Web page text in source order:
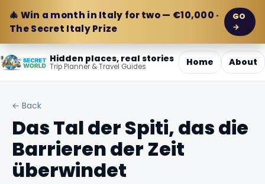
🎄 Win a month in Italy for two — €10,000 ·
The Secret Italy Prize
GO
→
Hidden places, real stories
Trip Planner & Travel Guides Home About
← Back
Das Tal der Spiti, das die
Barrieren der Zeit
überwindet